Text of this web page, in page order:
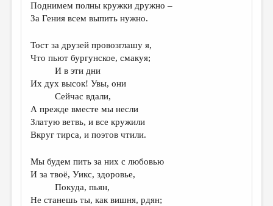
Поднимем полны кружки дружно –
За Гения всем выпить нужно.
Тост за друзей провозглашу я,
Что пьют бургунское, смакуя;
И в эти дни
Их дух высок! Увы, они
Сейчас вдали,
А прежде вместе мы несли
Златую ветвь, и все кружили
Вкруг тирса, и поэтов чтили.
Мы будем пить за них с любовью
И за твоё, Уикс, здоровье,
Покуда, пьян,
Не станешь ты, как вишня, рдян;